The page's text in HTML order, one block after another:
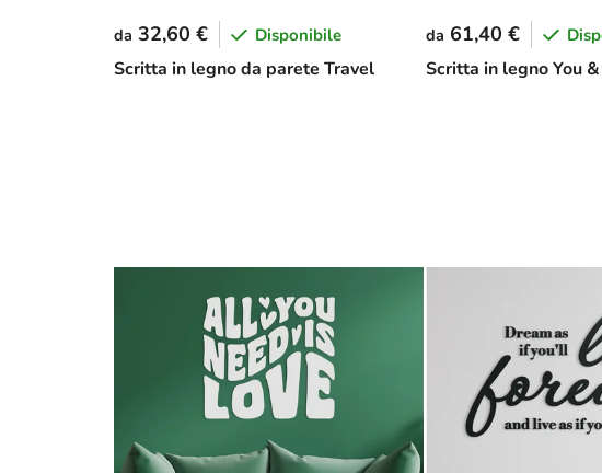
Scritta in legno da parete Travel
da 32,60 € Disponibile
Scritta in legno You
da 61,40 €